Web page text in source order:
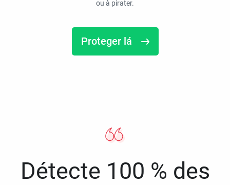
ou à pirater.
Proteger lá
Détecte 100 % des